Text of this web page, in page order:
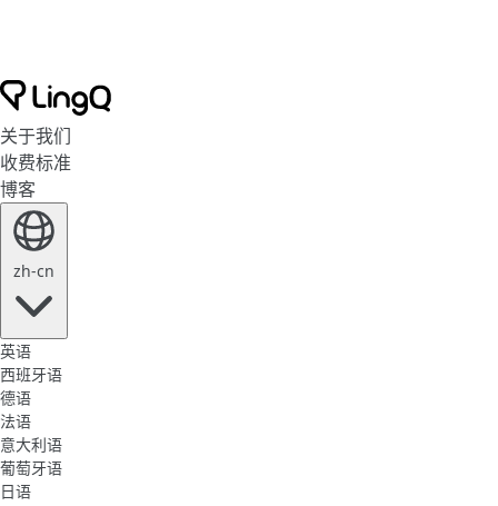
关于我们
收费标准
博客
zh-cn
英语
西班牙语
德语
法语
意大利语
葡萄牙语
日语